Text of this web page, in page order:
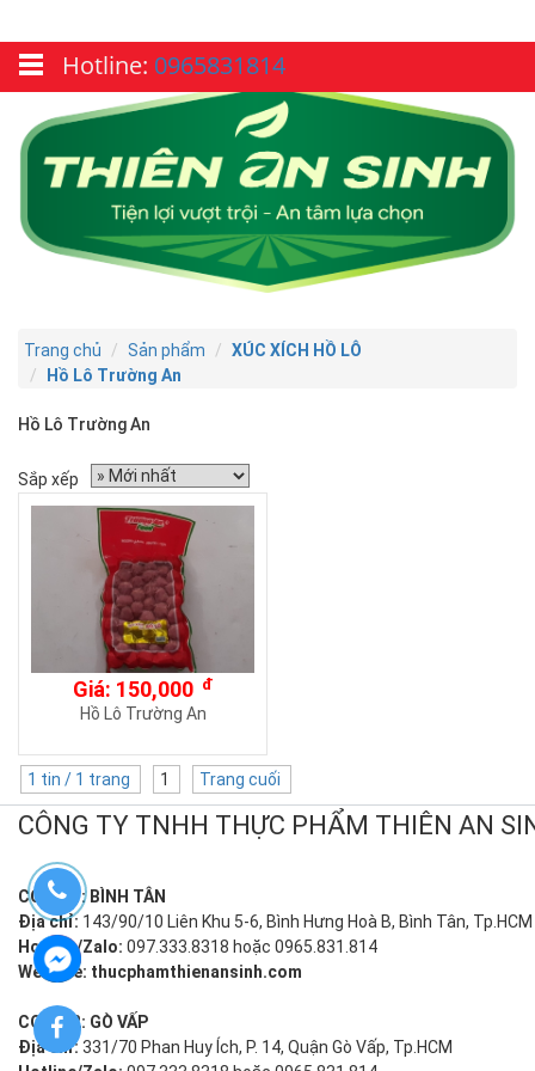
Trang chủ Sản phẩm
XÚC XÍCH HỒ LÔ
Hồ Lô Trường An
Hồ Lô Trường An
Sắp xếp
Giá: 150,000 đ
Hồ Lô Trường An
1 tin / 1 trang 1 Trang cuối
CÔNG TY TNHH THỰC PHẨM THIÊN AN
CƠ SỞ 1: BÌNH TÂN
Địa chỉ: 143/90/10 Liên Khu 5-6, Bình Hưng Hoà B, Bình Tân, Tp.HCM
Hotline/Zalo: 097.333.8318 hoặc 0965.831.814
Website: thucphamthienansinh.com
CƠ SỞ 2: GÒ VẤP
Địa chỉ:331/70 Phan Huy Ích, P. 14, Quận Gò Vấp, Tp.HCM
Hotline: 0965831814